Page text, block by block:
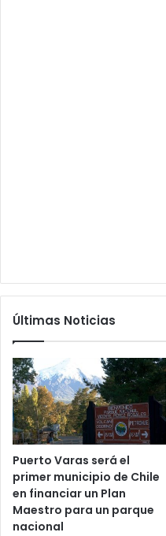
Últimas Noticias
Puerto Varas será el
primer municipio de Chile
en financiar un Plan
Maestro para un parque
nacional